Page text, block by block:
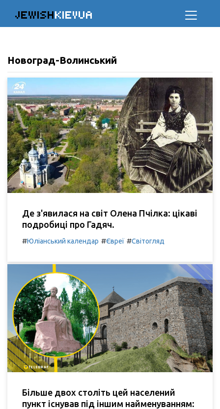
JEWISHKIEVUA
Новоград-Волинський
Де з'явилася на світ Олена Пчілка: цікаві
подробиці про Гадяч.
#Юліанський календар #Євреї #Світогляд
Більше двох століть цей населений
пункт існував під іншим найменуванням: